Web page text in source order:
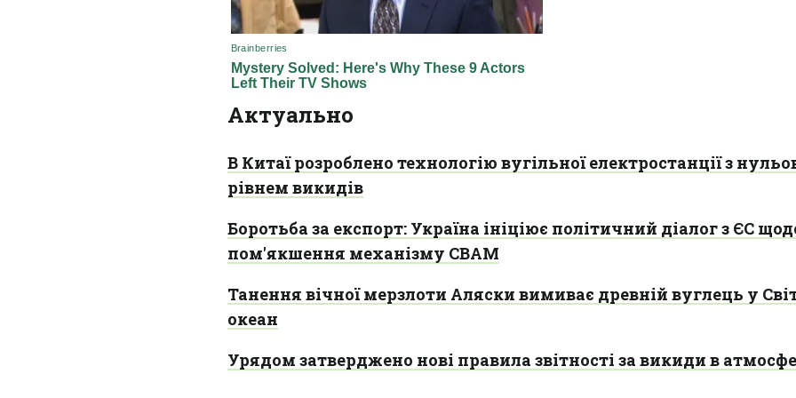
Актуально
В Китаї розроблено технологію вугільної електростанції з
рівнем викидів
Боротьба за експорт: Україна ініціює політичний діалог з ЄС
пом'якшення механізму CBAM
Танення вічної мерзлоти Аляски вимиває древній вуглець у
океан
Урядом затверджено нові правила звітності за викиди в